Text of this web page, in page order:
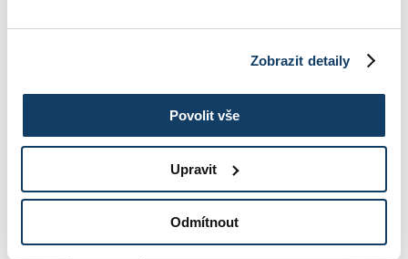
Zobrazit detaily
Povolit vše
Upravit
Odmítnout